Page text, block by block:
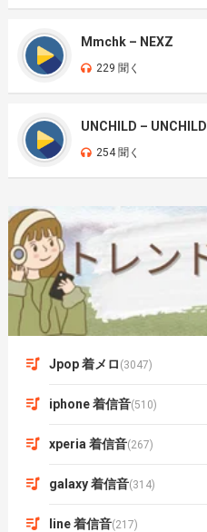
Mmchk – NEXZ
229 聞く
UNCHILD – UNCHILD
254 聞く
Jpop 着メロ (3047)
iphone 着信音(510)
xperia 着信音(267)
galaxy 着信音(314)
line 着信音(217)